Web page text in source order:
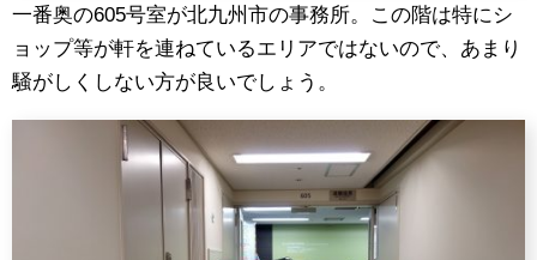
一番奥の605号室が北九州市の事務所。この階は特にシ
ョップ等が軒を連ねているエリアではないので、あまり
騒がしくしない方が良いでしょう。